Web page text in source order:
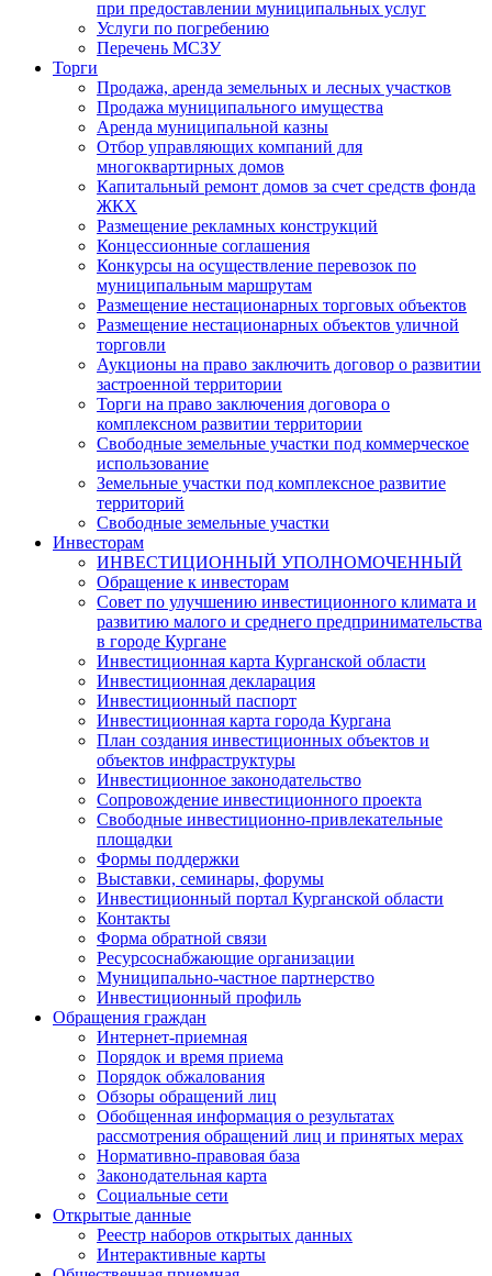
при предоставлении муниципальных услуг
Услуги по погребению
Перечень МСЗУ
Торги
Продажа, аренда земельных и лесных участков
Продажа муниципального имущества
Аренда муниципальной казны
Отбор управляющих компаний для
многоквартирных домов
Капитальный ремонт домов за счет средств фонда
ЖКХ
Размещение рекламных конструкций
Концессионные соглашения
Конкурсы на осуществление перевозок по
муниципальным маршрутам
Размещение нестационарных торговых объектов
Размещение нестационарных объектов уличной
торговли
Аукционы на право заключить договор о развитии
застроенной территории
Торги на право заключения договора о
комплексном развитии территории
Свободные земельные участки под коммерческое
использование
Земельные участки под комплексное развитие
территорий
Свободные земельные участки
Инвесторам
ИНВЕСТИЦИОННЫЙ УПОЛНОМОЧЕННЫЙ
Обращение к инвесторам
Совет по улучшению инвестиционного климата и
развитию малого и среднего предпринимательства
в городе Кургане
Инвестиционная карта Курганской области
Инвестиционная декларация
Инвестиционный паспорт
Инвестиционная карта города Кургана
План создания инвестиционных объектов и
объектов инфраструктуры
Инвестиционное законодательство
Сопровождение инвестиционного проекта
Свободные инвестиционно-привлекательные
площадки
Формы поддержки
Выставки, семинары, форумы
Инвестиционный портал Курганской области
Контакты
Форма обратной связи
Ресурсоснабжающие организации
Муниципально-частное партнерство
Инвестиционный профиль
Обращения граждан
Интернет-приемная
Порядок и время приема
Порядок обжалования
Обзоры обращений лиц
Обобщенная информация о результатах
рассмотрения обращений лиц и принятых мерах
Нормативно-правовая база
Законодательная карта
Социальные сети
Открытые данные
Реестр наборов открытых данных
Интерактивные карты